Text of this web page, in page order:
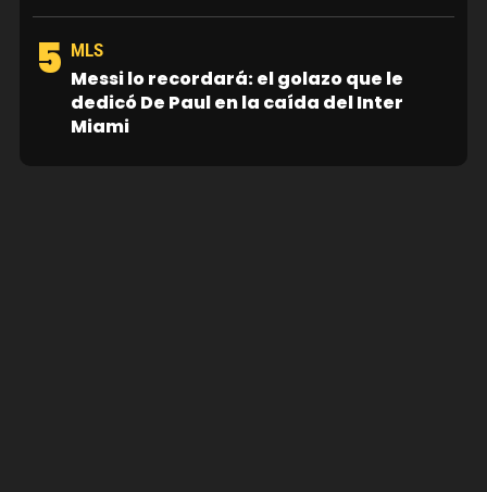
5 MLS
Messi lo recordará: el golazo que le
dedicó De Paul en la caída del Inter
Miami